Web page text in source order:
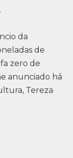
da
de
zero de
anunciado há
Tereza